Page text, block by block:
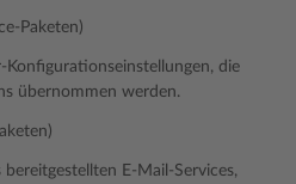
Paketen)
Konfigurationseinstellungen, die
übernommen werden.
E-Mail-Services,